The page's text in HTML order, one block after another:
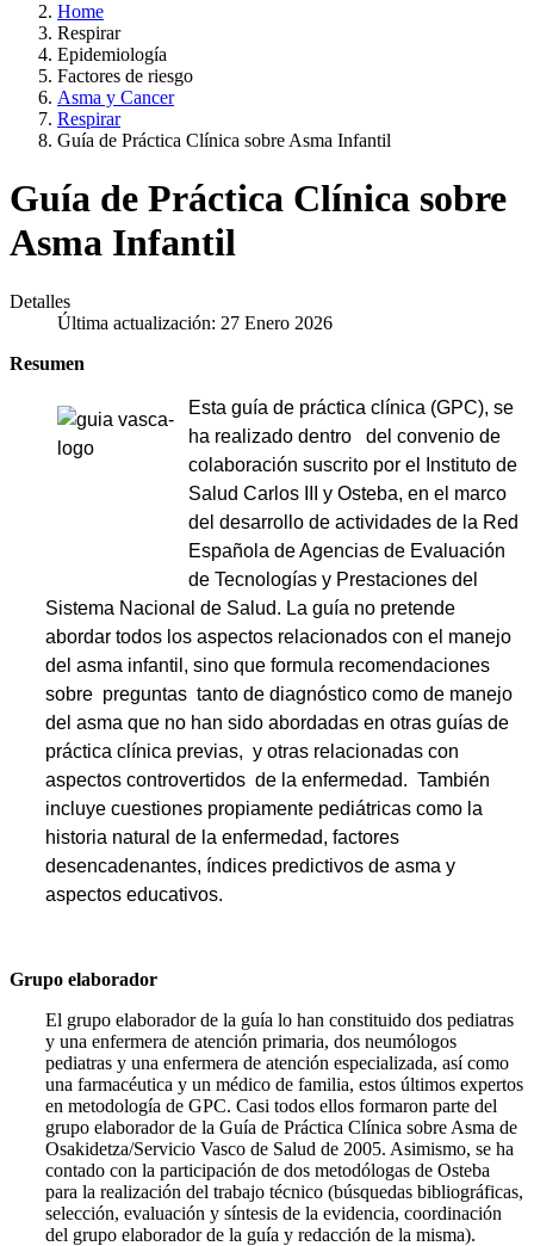
Home
Respirar
Epidemiología
Factores de riesgo
Asma y Cancer
Respirar
Guía de Práctica Clínica sobre Asma Infantil
Guía de Práctica Clínica sobre
Asma Infantil
Detalles
Última actualización: 27 Enero 2026
Resumen
Esta guía de práctica clínica (GPC), se
ha realizado dentro del convenio de
colaboración suscri­to por el Instituto de
Salud Carlos III y Osteba, en el marco
del desarrollo de actividades de la Red
Española de Agencias de Evaluación
de Tecnologías y Prestaciones del
Sistema Nacional de Salud. La guía no pretende
abordar todos los aspectos relacionados con el manejo
del asma infantil, sino que formula recomendaciones
sobre preguntas tanto de diagnóstico como de manejo
del asma que no han sido abordadas en otras guías de
práctica clínica previas, y otras relacionadas con
aspectos controvertidos de la enfermedad. También
incluye cuestiones propiamente pediátricas como la
historia natural de la enfermedad, factores
desencadenantes, índices predictivos de asma y
aspectos educativos.
Grupo elaborador
El grupo elaborador de la guía lo han constituido dos pediatras
y una enfermera de atención primaria, dos neumólogos
pediatras y una enfermera de atención especializada, así como
una farmacéutica y un médico de familia, estos últimos expertos
en metodología de GPC. Casi todos ellos formaron parte del
grupo elaborador de la Guía de Práctica Clínica sobre Asma de
Osakidetza/Servicio Vasco de Salud de 2005. Asimismo, se ha
contado con la participa­ción de dos metodólogas de Osteba
para la realización del trabajo técnico (búsquedas bi­bliográficas,
selección, evaluación y síntesis de la evidencia, coordinación
del grupo elabo­rador de la guía y redacción de la misma).